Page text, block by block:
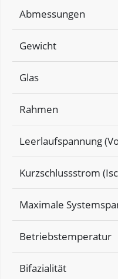
Abmessungen
Gewicht
Glas
Rahmen
Leerlaufspannung
Kurzschlussstrom
Maximale
Betriebstemperatur
Bifazialität